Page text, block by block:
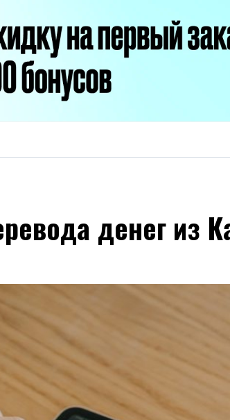
денег из